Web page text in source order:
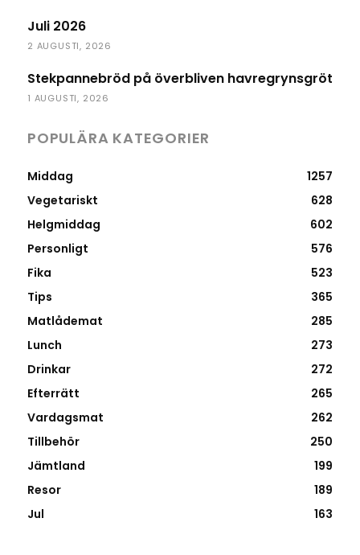
Juli 2026
2 AUGUSTI, 2026
Stekpannebröd på överbliven havregrynsgröt
1 AUGUSTI, 2026
POPULÄRA KATEGORIER
Middag
1257
Vegetariskt
628
Helgmiddag
602
Personligt
576
Fika
523
Tips
365
Matlådemat
285
Lunch
273
Drinkar
272
Efterrätt
265
Vardagsmat
262
Tillbehör
250
Jämtland
199
Resor
189
Jul
163